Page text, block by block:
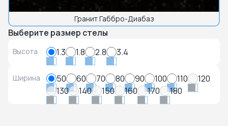
Гранит Габбро-Диабаз
Выберите размер стелы
Высота 1.3 1.8 2.8 3.4
Ширина 50 60 70 80 90 100 110
120
130
140 150 160 170 180